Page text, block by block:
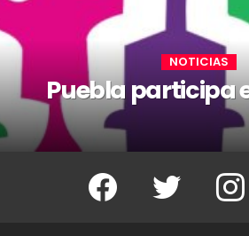
NOTICIAS
Puebla participa
Facebook Twitter